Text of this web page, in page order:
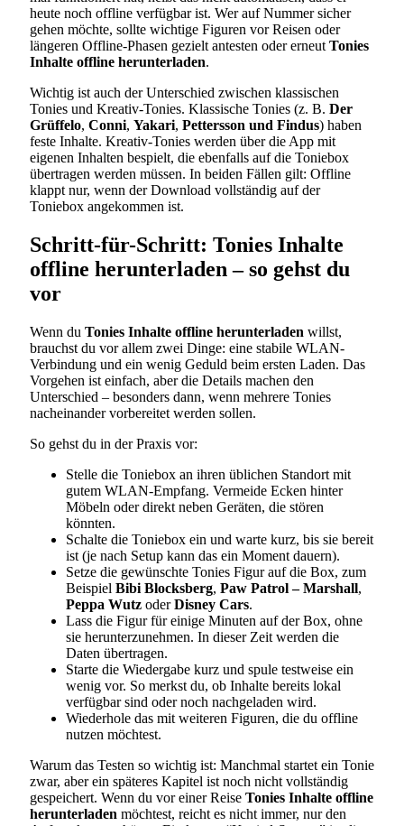
heute noch offline verfügbar ist. Wer auf Nummer sicher
gehen möchte, sollte wichtige Figuren vor Reisen oder
längeren Offline-Phasen gezielt antesten oder erneut Tonies
Inhalte offline herunterladen.
Wichtig ist auch der Unterschied zwischen klassischen
Tonies und Kreativ-Tonies. Klassische Tonies (z. B. Der
Grüffelo, Conni, Yakari, Pettersson und Findus) haben
feste Inhalte. Kreativ-Tonies werden über die App mit
eigenen Inhalten bespielt, die ebenfalls auf die Toniebox
übertragen werden müssen. In beiden Fällen gilt: Offline
klappt nur, wenn der Download vollständig auf der
Toniebox angekommen ist.
Schritt-für-Schritt: Tonies Inhalte
offline herunterladen – so gehst du
vor
Wenn du Tonies Inhalte offline herunterladen willst,
brauchst du vor allem zwei Dinge: eine stabile WLAN-
Verbindung und ein wenig Geduld beim ersten Laden. Das
Vorgehen ist einfach, aber die Details machen den
Unterschied – besonders dann, wenn mehrere Tonies
nacheinander vorbereitet werden sollen.
So gehst du in der Praxis vor:
Stelle die Toniebox an ihren üblichen Standort mit
gutem WLAN-Empfang. Vermeide Ecken hinter
Möbeln oder direkt neben Geräten, die stören
könnten.
Schalte die Toniebox ein und warte kurz, bis sie bereit
ist (je nach Setup kann das ein Moment dauern).
Setze die gewünschte Tonies Figur auf die Box, zum
Beispiel Bibi Blocksberg, Paw Patrol – Marshall,
Peppa Wutz oderDisney Cars.
Lass die Figur für einige Minuten auf der Box, ohne
sie herunterzunehmen. In dieser Zeit werden die
Daten übertragen.
Starte die Wiedergabe kurz und spule testweise ein
wenig vor. So merkst du, ob Inhalte bereits lokal
verfügbar sind oder noch nachgeladen wird.
Wiederhole das mit weiteren Figuren, die du offline
nutzen möchtest.
Warum das Testen so wichtig ist: Manchmal startet ein Tonie
zwar, aber ein späteres Kapitel ist noch nicht vollständig
gespeichert. Wenn du vor einer Reise Tonies Inhalte offline
herunterladen möchtest, reicht es nicht immer, nur den